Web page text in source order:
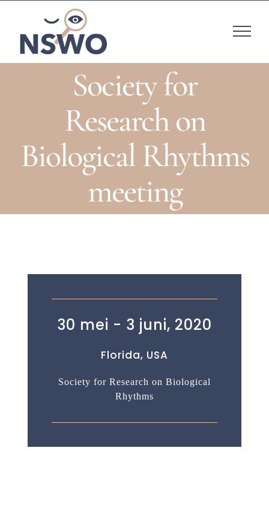
content
Society for
Research on
Biological Rhythms
meeting
30 mei - 3 juni, 2020
Florida, USA
Society for Research on Biological
Rhythms